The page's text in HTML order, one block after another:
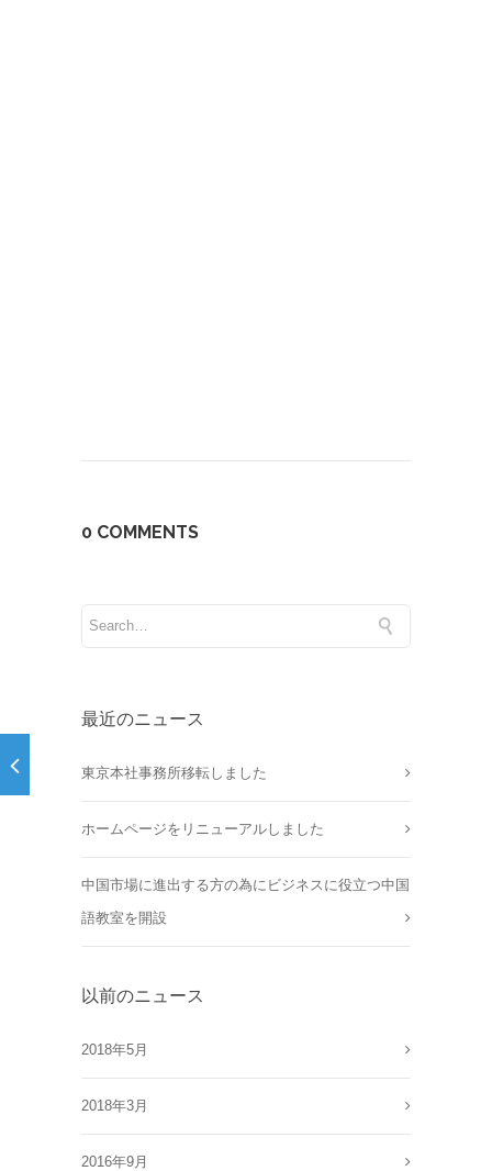
0 COMMENTS
最近のニュース
東京本社事務所移転しました
ホームページをリニューアルしました
中国市場に進出する方の為にビジネスに役立つ中国
語教室を開設
以前のニュース
2018年5月
2018年3月
2016年9月